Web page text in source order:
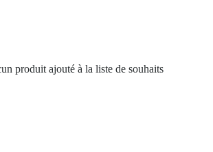
produit ajouté à la liste de souhaits